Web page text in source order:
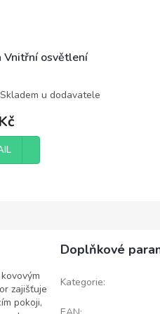
Vnitřní osvětlení
Skladem u dodavatele
zajišťuje
pokoji,
Doplňkové
Kategorie: